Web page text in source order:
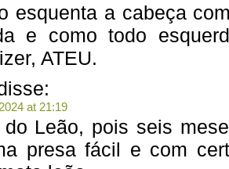
esquenta a cabeça
e como todo
ATEU.
at 21:19
do Leão, pois seis
presa fácil e com